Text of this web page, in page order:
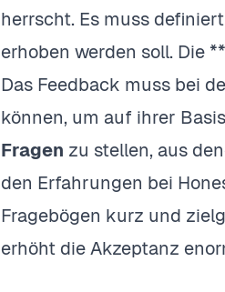
herrscht. Es muss
erhoben werden soll. Die
Das Feedback muss bei
können, um auf ihrer
Fragen zu stellen, aus
den Erfahrungen bei
Fragebögen kurz und
erhöht die Akzeptanz